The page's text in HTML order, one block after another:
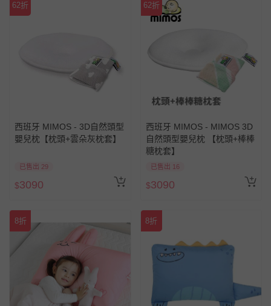
62折
西班牙 MIMOS - 3D自然頭型
嬰兒枕【枕頭+雲朵灰枕套】
已售出 29
$3090
62折
西班牙 MIMOS - MIMOS 3D
自然頭型嬰兒枕 【枕頭+棒棒
糖枕套】
已售出 16
$3090
8折 8折